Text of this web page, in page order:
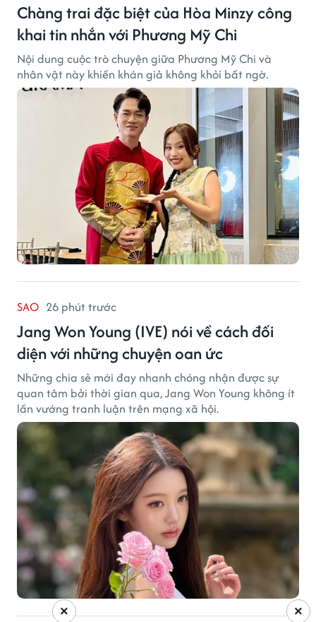
Chàng trai đặc biệt của Hòa Minzy công
khai tin nhắn với Phương Mỹ Chi
Nội dung cuộc trò chuyện giữa Phương Mỹ Chi và
nhân vật này khiến khán giả không khỏi bất ngờ.
SAO 26 phút trước
Jang Won Young (IVE) nói về cách đối
diện với những chuyện oan ức
Những chia sẻ mới đay nhanh chóng nhận được sự
quan tâm bởi thời gian qua, Jang Won Young không ít
lần vướng tranh luận trên mạng xã hội.
×
×